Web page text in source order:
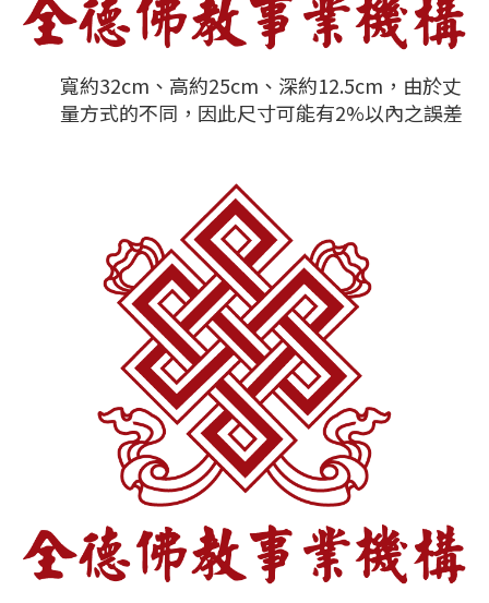
寬約32cm、高約25cm、深約12.5cm，由於丈
量方式的不同，因此尺寸可能有2%以內之誤差